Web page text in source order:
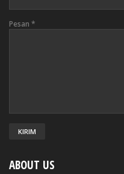
Pesan *
ABOUT US